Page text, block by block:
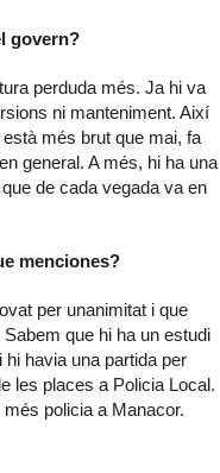
govern?
perduda més. Ja hi va
ni manteniment. Així
més brut que mai, fa
general. A més, hi ha una
de cada vegada va en
menciones?
per unanimitat i que
que hi ha un estudi
havia una partida per
les places a Policia Local.
més policia a Manacor.